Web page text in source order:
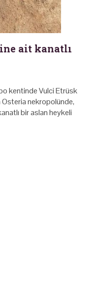
ait kanatlı
kentinde Vulci Etrüsk
Osteria nekropolünde,
bir aslan heykeli